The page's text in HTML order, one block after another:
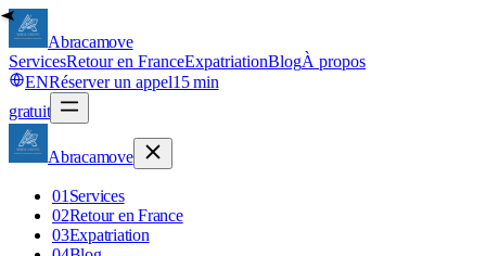
Abracamove
ServicesRetour en FranceExpatriationBlogÀ propos
ENRéserver un appel15 min
gratuit
Abracamove
01 Services
02Retour en France
03Expatriation